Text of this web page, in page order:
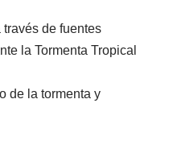
de fuentes
la Tormenta Tropical
de la tormenta y